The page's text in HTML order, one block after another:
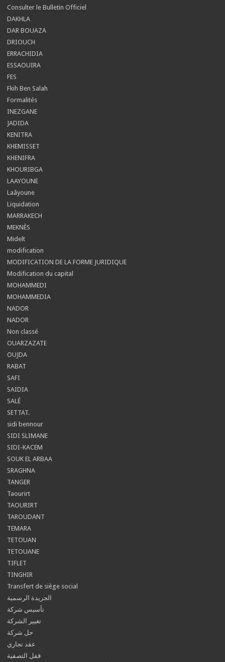
Consulter le Bulletin Officiel
DAKHLA
DAR BOUAZA
DRIOUCH
ERRACHIDIA
ESSAOUIRA
FES
Fkih Ben Salah
Formalités
INEZGANE
JADIDA
KENITRA
KHEMISSET
KHENIFRA
KHOURIBGA
LAAYOUNE
Laâyoune
Liquidation
MARRAKECH
MEKNÈS
Midelt
modification
MODIFICATION DE LA FORME JURIDIQUE
Modification du capital
MOHAMMEDI
MOHAMMEDIA
NADOR
NADOR
Non classé
OUARZAZATE
OUJDA
RABAT
SAFI
SAIDIA
SALÉ
SETTAT.
sidi bennour
SIDI SLIMANE
SIDI-KACEM
SOUK EL ARBAA
SRAGHNA
TANGER
Taourirt
TAOURIRT
TAROUDANT
TEMARA
TETOUAN
TETOUANE
TIFLET
TINGHIR
Transfert de siège social
الجريدة الرسمية
تأسيس شركة
تغيير الشركة
حل شركة
عقد تجاري
قفل التصفية